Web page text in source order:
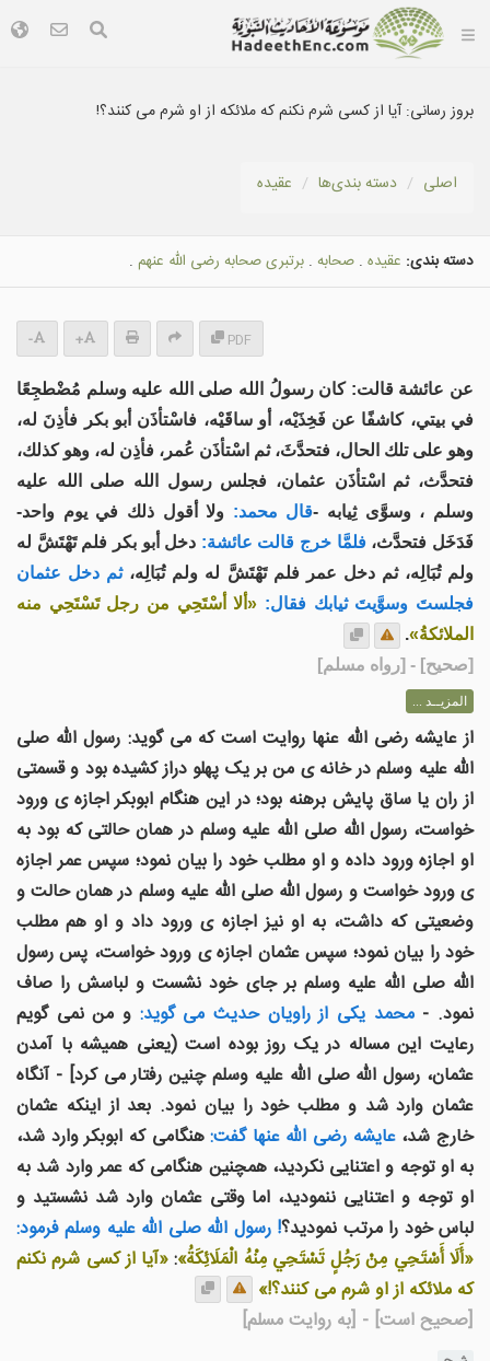
بروز رسانی:آيا از كسی شرم نكنم كه ملائکه از او شرم می كنند؟!
اصلی دسته بندى‌ها عقيده
دسته بندی: عقيده . صحابه . برتبری صحابه رضى الله عنهم .
PDF
+
-
عن عائشة قالت: كان رسولُ الله صلى الله عليه وسلم مُضْطجِعًا
في بيتي، كاشفًا عن فَخِذَيْه، أو ساقَيْه، فاسْتأذَن أبو بكر فأذِنَ له،
وهو على تلك الحال، فتحدَّثَ، ثم اسْتأذَن عُمر، فأذِن له، وهو كذلك،
فتحدَّث، ثم اسْتأذَن عثمان، فجلس رسول الله صلى الله عليه
وسلم ، وسوَّى ثِيابه -قال محمد: ولا أقول ذلك في يوم واحد-
فَدَخَل فتحدَّث، فلمَّا خرج قالت عائشة: دخل أبو بكر فلم تَهْتَشَّ له
ولم تُبَالِه، ثم دخل عمر فلم تَهْتَشَّ له ولم تُبَالِه، ثم دخل عثمان
فجلستَ وسوَّيتَ ثيابك فقال: «ألا أسْتَحِي من رجل تَسْتَحِي منه
الملائكةُ».
[صحيح] - [رواه مسلم]
المزيــد ...
از عایشه رضی الله عنها روایت است که می گوید: رسول الله صلى
الله عليه وسلم در خانه ی من بر يک پهلو دراز كشيده بود و قسمتی
از ران يا ساق پايش برهنه بود؛ در اين هنگام ابوبكر اجازه ی ورود
خواست، رسول الله صلى الله عليه وسلم در همان حالتی كه بود به
او اجازه ورود داده و او مطلب خود را بيان نمود؛ سپس عمر اجازه
ی ورود خواست و رسول الله صلى الله عليه وسلم در همان حالت و
وضعیتی که داشت، به او نیز اجازه ی ورود داد و او هم مطلب
خود را بيان نمود؛ سپس عثمان اجازه ی ورود خواست، پس رسول
الله صلى الله عليه وسلم بر جای خود نشست و لباسش را صاف
نمود. - محمد يكی از راويان حديث می گويد: و من نمی گويم
رعايت این مساله در يک روز بوده است (يعنی هميشه با آمدن
عثمان، رسول الله صلى الله عليه وسلم چنين رفتار می کرد] - آنگاه
عثمان وارد شد و مطلب خود را بيان نمود. بعد از اينكه عثمان
خارج شد، عايشه رضی الله عنها گفت:هنگامی كه ابوبكر وارد شد،
به او توجه و اعتنايی نكرديد، همچنين هنگامی كه عمر وارد شد به
او توجه و اعتنايی ننموديد، اما وقتی عثمان وارد شد نشستيد و
لباس خود را مرتب نموديد؟! رسول الله صلى الله عليه وسلم فرمود:
«أَلَا أَسْتَحِي مِنْ رَجُلٍ تَسْتَحِي مِنْهُ الْمَلَائِكَةُ»:«آيا از كسی شرم نكنم
كه ملائکه از او شرم می كنند؟!»
[صحیح است] - [به روایت مسلم]